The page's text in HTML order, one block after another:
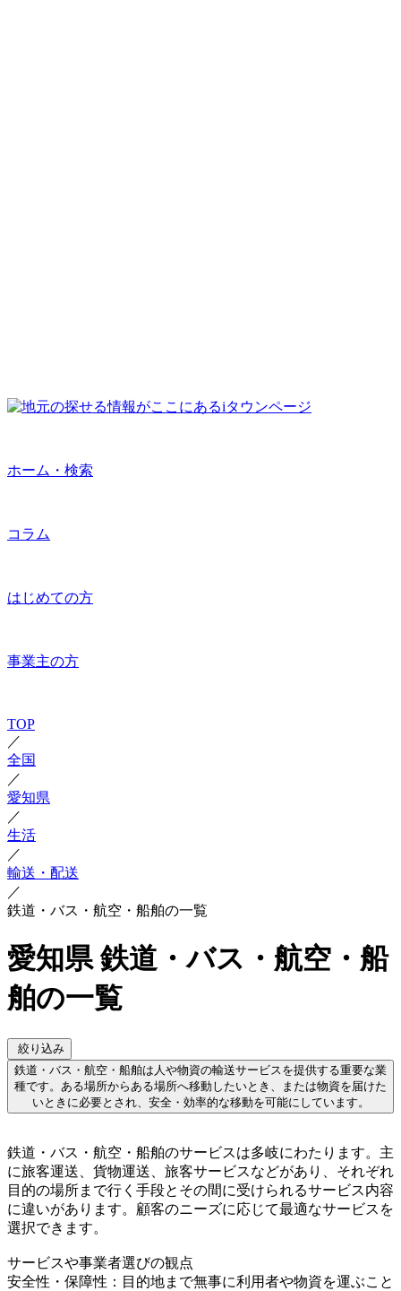
ホーム・検索
コラム
はじめての方
事業主の方
TOP
／
全国
／
愛知県
／
生活
／
輸送・配送
／
鉄道・バス・航空・船舶の一覧
愛知県 鉄道・バス・航空・船
舶の一覧
絞り込み
鉄道・バス・航空・船舶は人や物資の輸送サービスを提供する重要な業
種です。ある場所からある場所へ移動したいとき、または物資を届けた
いときに必要とされ、安全・効率的な移動を可能にしています。
鉄道・バス・航空・船舶のサービスは多岐にわたります。主
に旅客運送、貨物運送、旅客サービスなどがあり、それぞれ
目的の場所まで行く手段とその間に受けられるサービス内容
に違いがあります。顧客のニーズに応じて最適なサービスを
選択できます。
サービスや事業者選びの観点
安全性・保障性：目的地まで無事に利用者や物資を運ぶこと